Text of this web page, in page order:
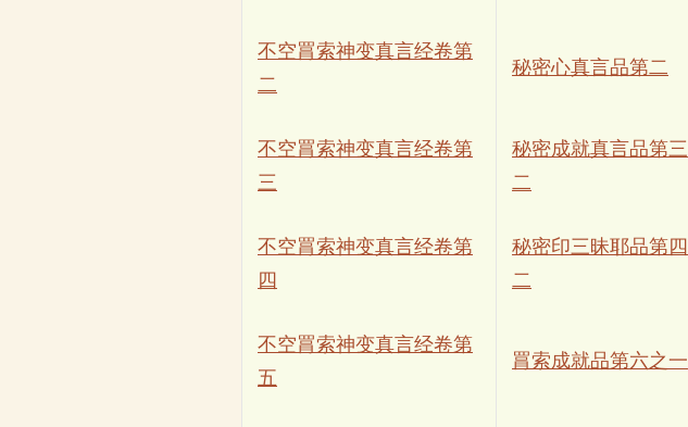
不空罥索神变真言经卷第
二
秘密心真言品第二
不空罥索神变真言经卷第
三
秘密成就真言品第
二
不空罥索神变真言经卷第
四
秘密印三昧耶品第
二
不空罥索神变真言经卷第
五
罥索成就品第六之一